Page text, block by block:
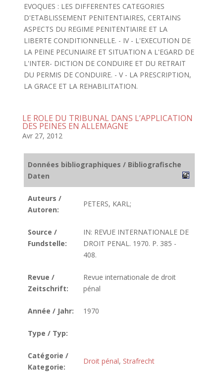
EVOQUES : LES DIFFERENTES CATEGORIES
D'ETABLISSEMENT PENITENTIAIRES, CERTAINS
ASPECTS DU REGIME PENITENTIAIRE ET LA
LIBERTE CONDITIONNELLE. - IV - L'EXECUTION DE
LA PEINE PECUNIAIRE ET SITUATION A L'EGARD DE
L'INTER- DICTION DE CONDUIRE ET DU RETRAIT
DU PERMIS DE CONDUIRE. - V - LA PRESCRIPTION,
LA GRACE ET LA REHABILITATION.
LE ROLE DU TRIBUNAL DANS L’APPLICATION
DES PEINES EN ALLEMAGNE
Avr 27, 2012
Données bibliographiques / Bibliografische
Daten
Auteurs /
Autoren:
PETERS, KARL;
Source /
Fundstelle:
IN: REVUE INTERNATIONALE DE
DROIT PENAL. 1970. P. 385 -
408.
Revue /
Zeitschrift:
Revue internationale de droit
pénal
Année / Jahr: 1970
Type / Typ:
Catégorie /
Kategorie:
Droit pénal, Strafrecht